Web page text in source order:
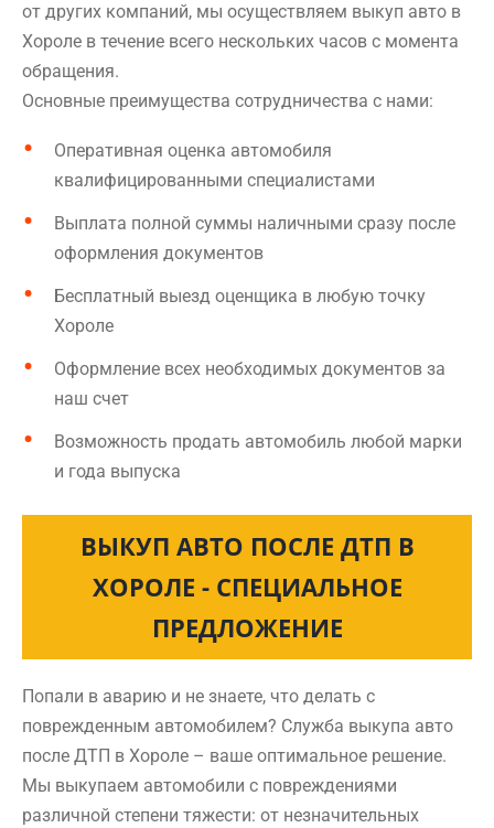
от других компаний, мы осуществляем выкуп авто в
Хороле в течение всего нескольких часов с момента
обращения.
Основные преимущества сотрудничества с нами:
Оперативная оценка автомобиля
квалифицированными специалистами
Выплата полной суммы наличными сразу после
оформления документов
Бесплатный выезд оценщика в любую точку
Хороле
Оформление всех необходимых документов за
наш счет
Возможность продать автомобиль любой марки
и года выпуска
ВЫКУП АВТО ПОСЛЕ ДТП В
ХОРОЛЕ - СПЕЦИАЛЬНОЕ
ПРЕДЛОЖЕНИЕ
Попали в аварию и не знаете, что делать с
поврежденным автомобилем? Служба выкупа авто
после ДТП в Хороле – ваше оптимальное решение.
Мы выкупаем автомобили с повреждениями
различной степени тяжести: от незначительных